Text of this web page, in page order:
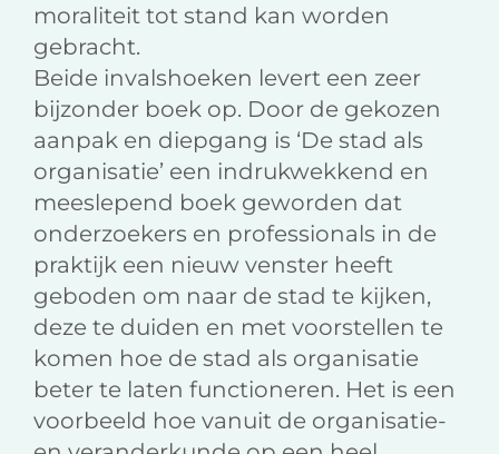
moraliteit tot stand kan worden
gebracht.
Beide invalshoeken levert een zeer
bijzonder boek op. Door de gekozen
aanpak en diepgang is ‘De stad als
organisatie’ een indrukwekkend en
meeslepend boek geworden dat
onderzoekers en professionals in de
praktijk een nieuw venster heeft
geboden om naar de stad te kijken,
deze te duiden en met voorstellen te
komen hoe de stad als organisatie
beter te laten functioneren. Het is een
voorbeeld hoe vanuit de organisatie-